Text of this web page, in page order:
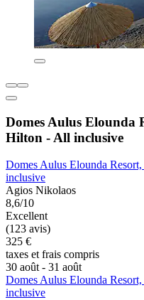
Domes Aulus Elounda
Hilton - All inclusive
Domes Aulus Elounda
inclusive
Agios Nikolaos
8,6/10
Excellent
(123 avis)
325 €
taxes et frais compris
30 août - 31 août
Domes Aulus Elounda
inclusive